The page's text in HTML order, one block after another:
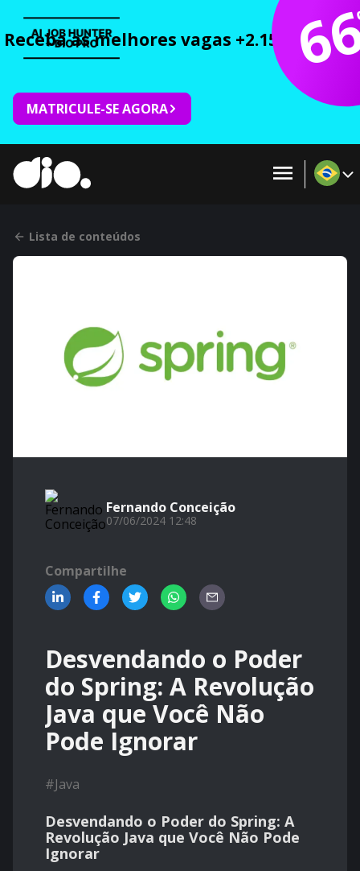
Receba as melhores vagas +2.150 cursos
MATRICULE-SE AGORA
Lista de conteúdos
Fernando Conceição
07/06/2024 12:48
Compartilhe
Desvendando o Poder
do Spring: A Revolução
Java que Você Não
Pode Ignorar
#Java
Desvendando o Poder do Spring: A
Revolução Java que Você Não Pode
Ignorar